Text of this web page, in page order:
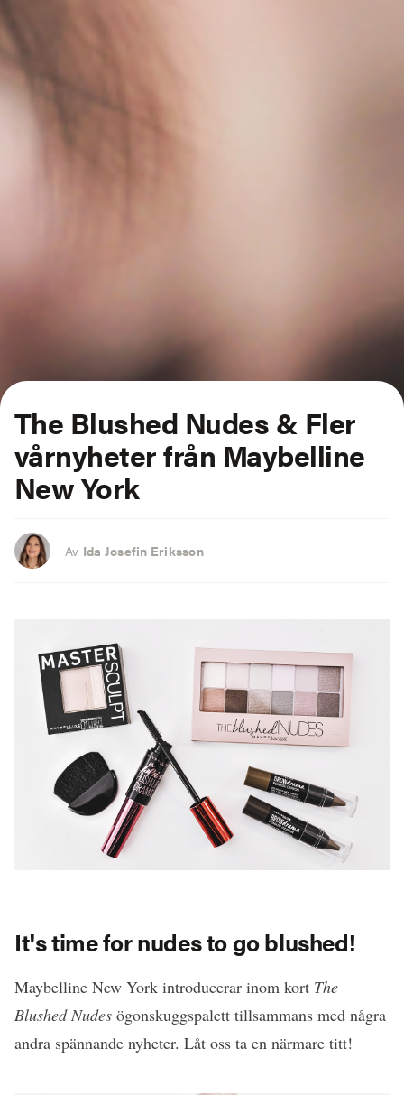
The Blushed Nudes & Fler
vårnyheterfrån Maybelline
New York
Av Ida Josefin Eriksson
It's time for nudes to go blushed!
Maybelline New York introducerar inom kort The
Blushed Nudes ögonskuggspalett tillsammans med några
andra spännande nyheter. Låt oss ta en närmare titt!